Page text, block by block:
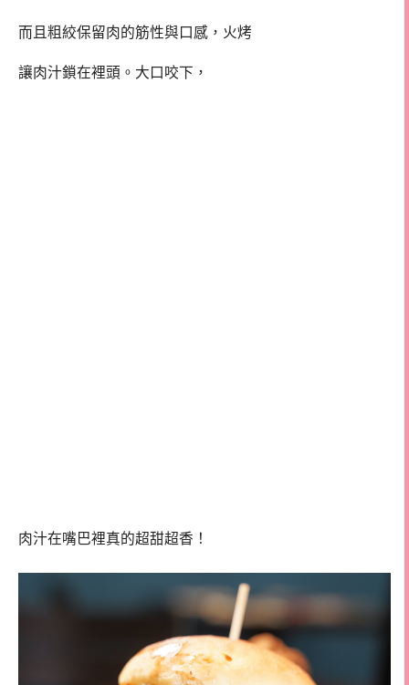
而且粗絞保留肉的筋性與口感，火烤
讓肉汁鎖在裡頭。大口咬下，
肉汁在嘴巴裡真的超甜超香！